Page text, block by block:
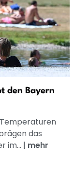
den Bayern
das
im... | mehr